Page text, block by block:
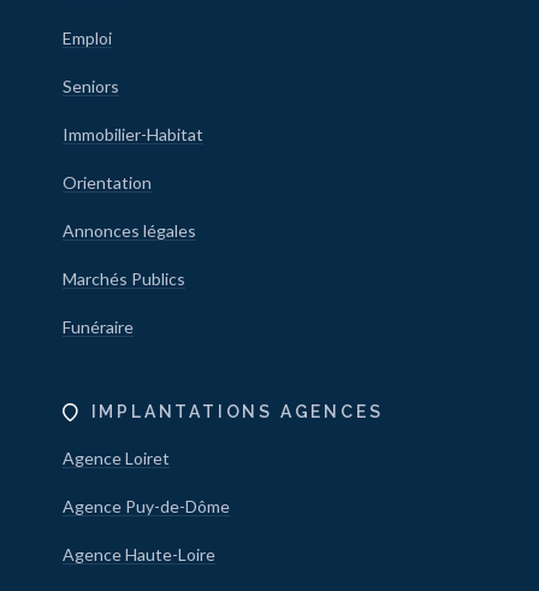
Emploi
Seniors
Immobilier-Habitat
Orientation
Annonces légales
Marchés Publics
Funéraire
IMPLANTATIONS AGENCES
Agence Loiret
Agence Puy-de-Dôme
Agence Haute-Loire